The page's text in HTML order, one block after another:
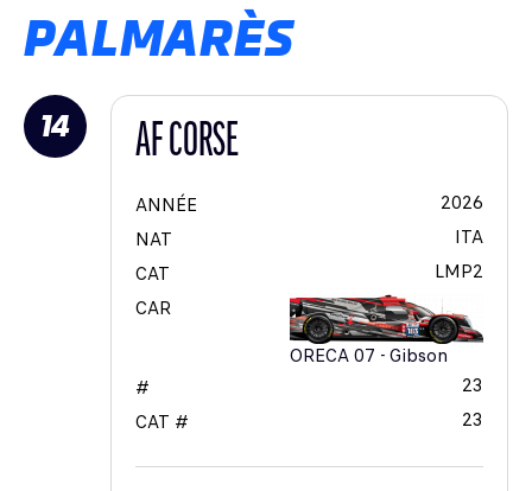
PALMARÈS
14 AF CORSE
ANNÉE
2026
NAT
ITA
CAT
LMP2
CAR
ORECA 07 - Gibson
#
23
CAT #
23